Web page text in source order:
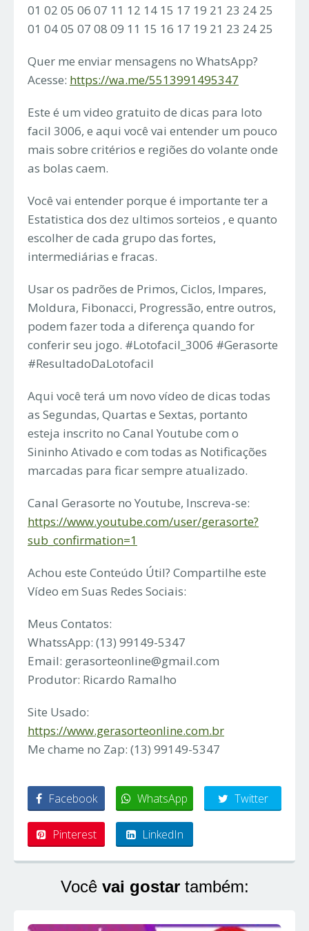
01 02 05 06 07 11 12 14 15 17 19 21 23 24 25
01 04 05 07 08 09 11 15 16 17 19 21 23 24 25
Quer me enviar mensagens no WhatsApp?
Acesse: https://wa.me/5513991495347
Este é um video gratuito de dicas para loto
facil 3006, e aqui você vai entender um pouco
mais sobre critérios e regiões do volante onde
as bolas caem.
Você vai entender porque é importante ter a
Estatistica dos dez ultimos sorteios , e quanto
escolher de cada grupo das fortes,
intermediárias e fracas.
Usar os padrões de Primos, Ciclos, Impares,
Moldura, Fibonacci, Progressão, entre outros,
podem fazer toda a diferença quando for
conferir seu jogo. #Lotofacil_3006 #Gerasorte
#ResultadoDaLotofacil
Aqui você terá um novo vídeo de dicas todas
as Segundas, Quartas e Sextas, portanto
esteja inscrito no Canal Youtube com o
Sininho Ativado e com todas as Notificações
marcadas para ficar sempre atualizado.
Canal Gerasorte no Youtube, Inscreva-se:
https://www.youtube.com/user/gerasorte?
sub_confirmation=1
Achou este Conteúdo Útil? Compartilhe este
Vídeo em Suas Redes Sociais:
Meus Contatos:
WhatssApp: (13) 99149-5347
Email: gerasorteonline@gmail.com
Produtor: Ricardo Ramalho
Site Usado:
https://www.gerasorteonline.com.br
Me chame no Zap: (13) 99149-5347
Facebook WhatsApp Twitter
Pinterest LinkedIn
Você vai gostartambém: